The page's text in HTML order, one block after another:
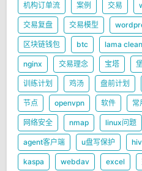
机构订单流 案例 交易
交易复盘 交易模型
区块链钱包 btc lama
nginx 交易理念 宝塔
训练计划 鸡汤 盘前计划
节点 openvpn 软件 常
网络安全 nmap linux问题
agent客户端 u盘写保护
kaspa webdav excel